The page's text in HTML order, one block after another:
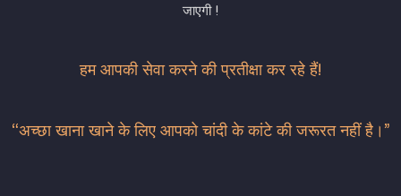
जाएगी !
हम आपकी सेवा करने की प्रतीक्षा कर रहे हैं!
“अच्छा खाना खाने के लिए आपको चांदी के कांटे की जरूरत नहीं है।”